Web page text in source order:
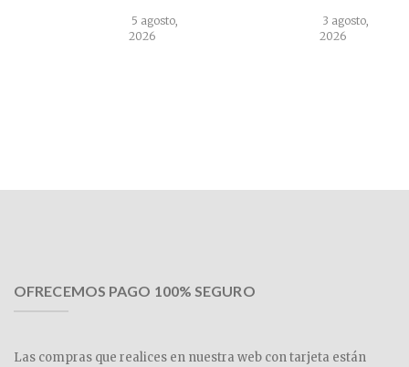
5 agosto,
2026
3 agosto,
2026
OFRECEMOS PAGO 100% SEGURO
Las compras que realices en nuestra web con tarjeta están